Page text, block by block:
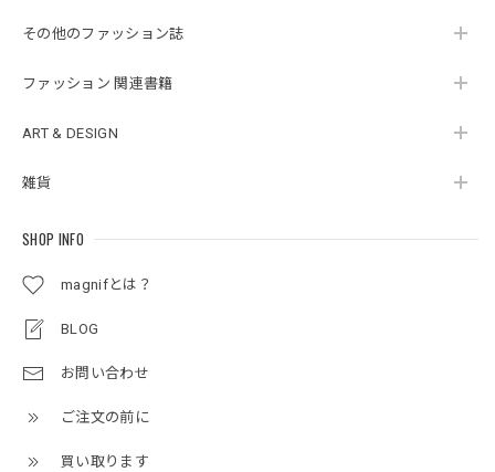
その他のファッション誌
ファッション 関連書籍
ART & DESIGN
雑貨
SHOP INFO
magnifとは？
BLOG
お問い合わせ
ご注文の前に
買い取ります